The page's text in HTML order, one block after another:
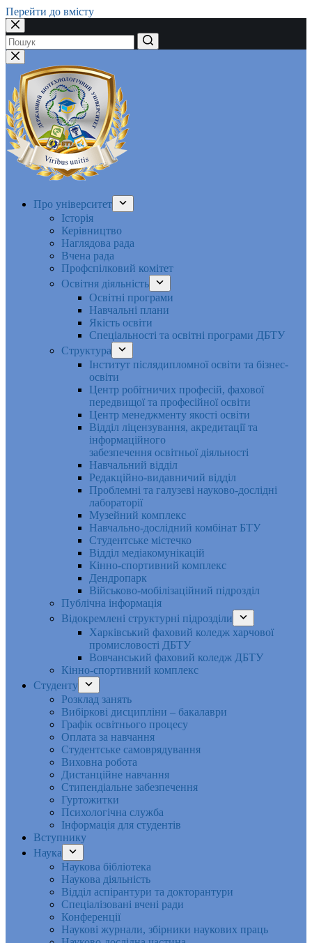
Перейти до вмісту
Немає
результатів
Про університет
Історія
Керівництво
Наглядова рада
Вчена рада
Профспілковий комітет
Освітня діяльність
Освітні програми
Навчальні плани
Якість освіти
Спеціальності та освітні програми ДБТУ
Структура
Інститут післядипломної освіти та бізнес-
освіти
Центр робітничих професій, фахової
передвищої та професійної освіти
Центр менеджменту якості освіти
Відділ ліцензування, акредитації та
інформаційного
забезпечення освітньої діяльності
Навчальний відділ
Редакційно-видавничий відділ
Проблемні та галузеві науково-дослідні
лабораторії
Музейний комплекс
Навчально-дослідний комбінат БТУ
Студентське містечко
Відділ медіакомунікацій
Кінно-спортивний комплекс
Дендропарк
Військово-мобілізаційний підрозділ
Публічна інформація
Відокремлені структурні підрозділи
Харківський фаховий коледж харчової
промисловості ДБТУ
Вовчанський фаховий коледж ДБТУ
Кінно-спортивний комплекс
Студенту
Розклад занять
Вибіркові дисципліни – бакалаври
Графік освітнього процесу
Оплата за навчання
Студентське самоврядування
Виховна робота
Дистанційне навчання
Стипендіальне забезпечення
Гуртожитки
Психологічна служба
Інформація для студентів
Вступнику
Наука
Наукова бібліотека
Наукова діяльність
Відділ аспірантури та докторантури
Спеціалізовані вчені ради
Конференції
Наукові журнали, збірники наукових праць